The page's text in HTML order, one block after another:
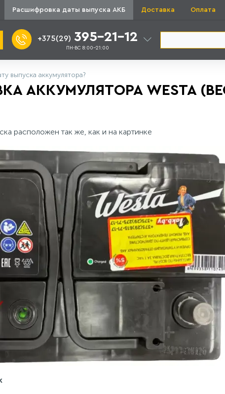
Расшифровка даты выпуска АКБ Доставка Оплата
+375(29) 395-21-12
ПН-ВС 8:00-21:00
выпуска аккумулятора?
АККУМУЛЯТОРА WESTA
расположен так же, как и на картинке